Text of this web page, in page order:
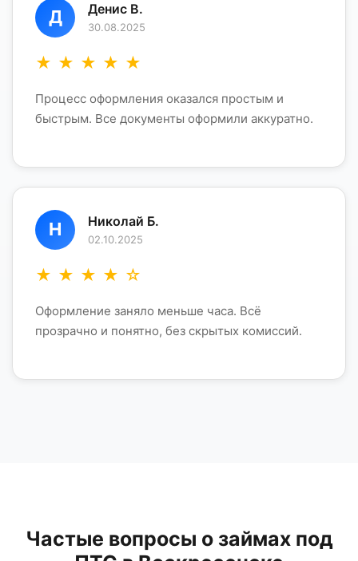
Д Денис В.
30.08.2025
★ ★ ★ ★ ★
Процесс оформления оказался простым и
быстрым. Все документы оформили аккуратно.
Н Николай Б.
02.10.2025
★ ★ ★ ★ ☆
Оформление заняло меньше часа. Всё
прозрачно и понятно, без скрытых комиссий.
Частые вопросы о займах под